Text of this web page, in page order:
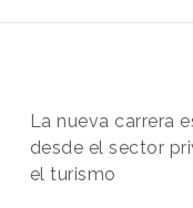
La nueva carrera
desde el sector
el turismo